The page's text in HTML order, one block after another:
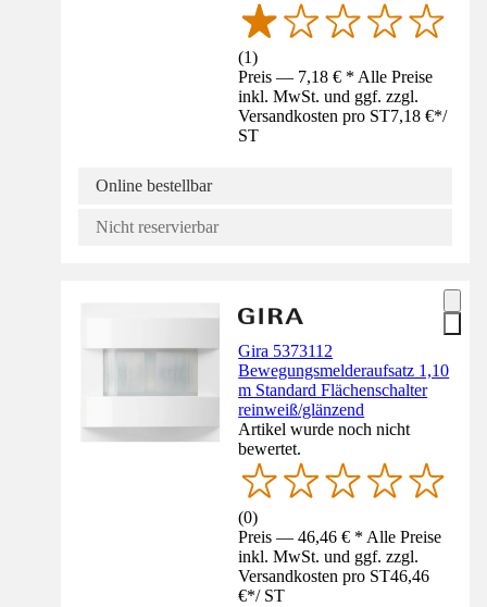
(1)
Preis — 7,18 € * Alle Preise
inkl. MwSt. und ggf. zzgl.
Versandkosten pro ST7,18 €*/
ST
Online bestellbar
Nicht reservierbar
Gira 5373112
Bewegungsmelderaufsatz 1,10
m Standard Flächenschalter
reinweiß/glänzend
Artikel wurde noch nicht
bewertet.
(0)
Preis — 46,46 € * Alle Preise
inkl. MwSt. und ggf. zzgl.
Versandkosten pro ST46,46
€*/ ST